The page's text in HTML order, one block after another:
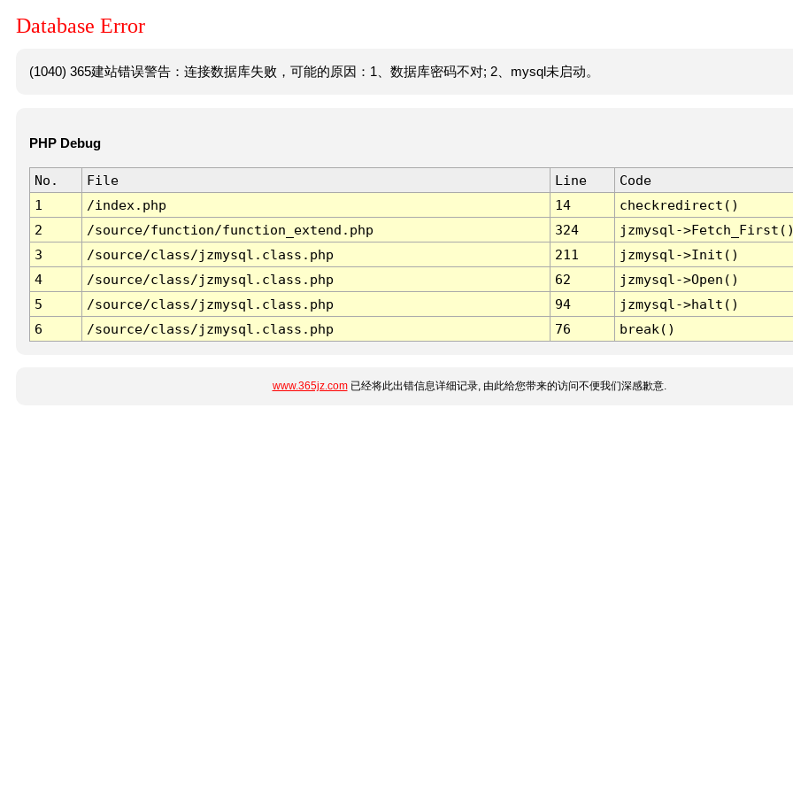
Database Error
(1040) 365建站错误警告：连接数据库失败，可能的原因：1、数据库密码不对; 2、mysql未启动。
PHP Debug
No. File Line
Code
1
/index.php 14
checkredirect()
2
/source/function/function_extend.php 324
jzmysql-
3
/source/class/jzmysql.class.php 211
jzmysql->Init()
4
/source/class/jzmysql.class.php 62
jzmysql->Open()
5
/source/class/jzmysql.class.php 94
jzmysql->halt()
6
/source/class/jzmysql.class.php 76 break()
www.365jz.com已经将此出错信息详细记录, 由此给您带来的访问不便我们深感歉意.